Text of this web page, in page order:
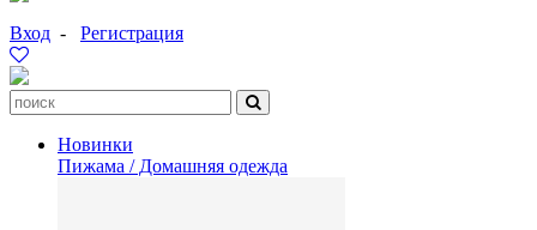
Вход - Регистрация
Новинки
Пижама / Домашняя одежда